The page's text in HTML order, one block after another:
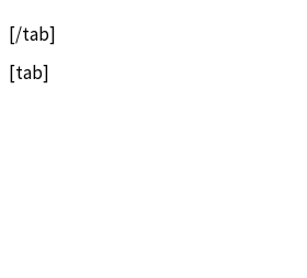
[/tab]
[tab]